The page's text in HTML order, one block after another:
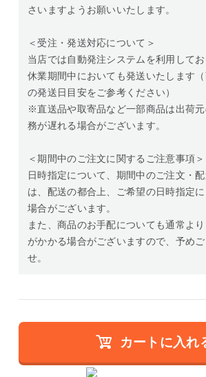
さいますようお願いいたします。
＜受注・発送対応について＞
当店では自動発注システムを利用して
休業期間中においても発送いたします
の発送日目安をご参考ください）
※直送品や取寄品など一部商品は出荷
務が遅れる場合がございます。
＜期間中のご注文に関するご注意事項＞
日時指定について、期間中のご注文・
は、配送の都合上、ご希望の日時指定
場合がございます。
また、商品のお手配についても通常よ
がかかる場合がございますので、予め
せ。
カートに入れ